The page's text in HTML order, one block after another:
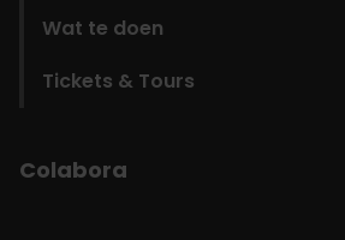
Wat te doen
Tickets & Tours
Colabora